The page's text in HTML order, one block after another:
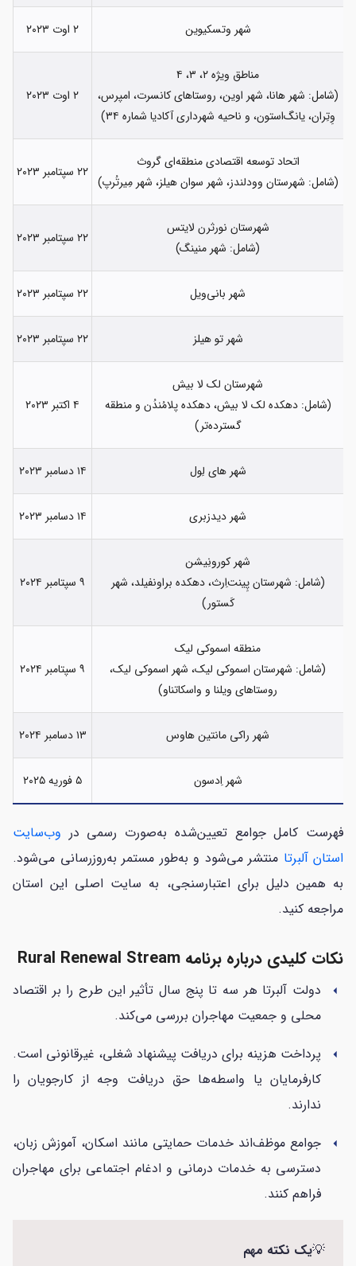
شهر وتسکیوین ۲ اوت ۲۰۲۳
مناطق ویژه ۲، ۳، ۴
(شامل: شهر هانا، شهر اوین، روستاهای کانسرت، امپرس،
وِتِران، یانگ‌استون، و ناحیه شهرداری آکادیا شماره ۳۴)
۲ اوت ۲۰۲۳
اتحاد توسعه اقتصادی منطقه‌ای گروث
(شامل: شهرستان وودلندز، شهر سوان هیلز، شهر مِیرتُرپ)
۲۲ سپتامبر ۲۰۲۳
شهرستان نورثرن لایتس
(شامل: شهر منینگ)
۲۲ سپتامبر ۲۰۲۳
شهر بانی‌ویل ۲۲ سپتامبر ۲۰۲۳
شهر تو هیلز ۲۲ سپتامبر ۲۰۲۳
شهرستان لک لا بیش
(شامل: دهکده لک لا بیش، دهکده پلامُندُن و منطقه
گسترده‌تر)
۴ اکتبر ۲۰۲۳
شهر های لِول ۱۴ دسامبر ۲۰۲۳
شهر دیدزبری ۱۴ دسامبر ۲۰۲۳
شهر کورونِیشن
(شامل: شهرستان پِینت‌اِرث، دهکده براونفیلد، شهر
کَستور)
۹ سپتامبر ۲۰۲۴
منطقه اسموکی لیک
(شامل: شهرستان اسموکی لیک، شهر اسموکی لیک،
روستاهای ویلنا و واسکاتناو)
۹ سپتامبر ۲۰۲۴
شهر راکی مانتین هاوس ۱۳ دسامبر ۲۰۲۴
شهر اِدسون ۵ فوریه ۲۰۲۵
فهرست کامل جوامع تعیین‌شده به‌صورت رسمی در وب‌سایت
استان آلبرتا منتشر می‌شود و به‌طور مستمر به‌روزرسانی می‌شود.
به همین دلیل برای اعتبارسنجی، به سایت اصلی این استان
مراجعه کنید.
نکات کلیدی درباره برنامه Rural Renewal Stream
arrow_left
دولت آلبرتا هر سه تا پنج سال تأثیر این طرح را بر اقتصاد
محلی و جمعیت مهاجران بررسی می‌کند.
arrow_left
پرداخت هزینه برای دریافت پیشنهاد شغلی، غیرقانونی است.
کارفرمایان یا واسطه‌ها حق دریافت وجه از کارجویان را
ندارند.
arrow_left
جوامع موظف‌اند خدمات حمایتی مانند اسکان، آموزش زبان،
دسترسی به خدمات درمانی و ادغام اجتماعی برای مهاجران
فراهم کنند.
💡یک نکته مهم